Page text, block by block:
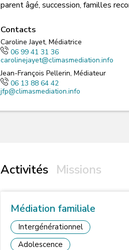
parent âgé, succession, familles
Contacts
Caroline Jayet, Médiatrice
06 99 41 31 36
carolinejayet@climasmediation.info
Jean-François Pellerin, Médiateur
06 13 88 64 42
jfp@climasmediation.info
Activités Missions
Médiation familiale
Intergénérationnel
Adolescence